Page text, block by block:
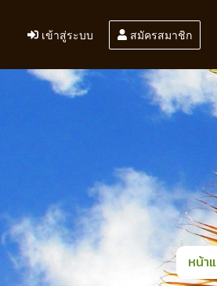
เข้าสู่ระบบ สมัครสมาชิก
หน้า